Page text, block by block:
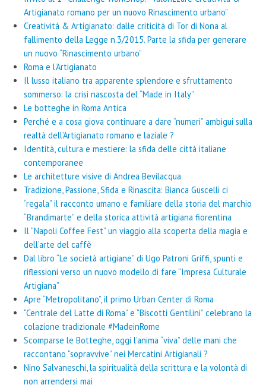
Artigianato romano per un nuovo Rinascimento urbano”
Creatività & Artigianato: dalle criticità di Tor di Nona al
fallimento della Legge n.3/2015. Parte la sfida per generare
un nuovo “Rinascimento urbano”
Roma e l’Artigianato
Il lusso italiano tra apparente splendore e sfruttamento
sommerso: la crisi nascosta del “Made in Italy”
Le botteghe in Roma Antica
Perché e a cosa giova continuare a dare “numeri” ambigui sulla
realtà dell’Artigianato romano e laziale ?
Identità, cultura e mestiere: la sfida delle città italiane
contemporanee
Le architetture visive di Andrea Bevilacqua
Tradizione, Passione, Sfida e Rinascita: Bianca Guscelli ci
“regala” il racconto umano e familiare della storia del marchio
“Brandimarte” e della storica attività artigiana fiorentina
Il “Napoli Coffee Fest” un viaggio alla scoperta della magia e
dell’arte del caffè
Dal libro “Le società artigiane” di Ugo Patroni Griffi, spunti e
riflessioni verso un nuovo modello di fare “Impresa Culturale
Artigiana”
Apre “Metropolitano”, il primo Urban Center di Roma
“Centrale del Latte di Roma” e “Biscotti Gentilini” celebrano la
colazione tradizionale #MadeinRome
Scomparse le Botteghe, oggi l’anima “viva” delle mani che
raccontano “sopravvive” nei Mercatini Artigianali ?
Nino Salvaneschi, la spiritualità della scrittura e la volontà di
non arrendersi mai